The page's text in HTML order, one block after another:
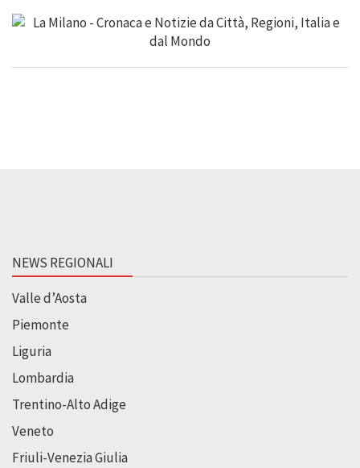
NEWS REGIONALI
Valle d’Aosta
Piemonte
Liguria
Lombardia
Trentino-Alto Adige
Veneto
Friuli-Venezia Giulia